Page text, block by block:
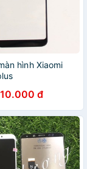
hình Xiaomi
đ